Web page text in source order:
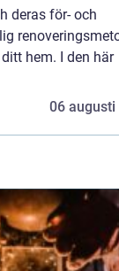
deras för- och
hem. I den här
06 augusti